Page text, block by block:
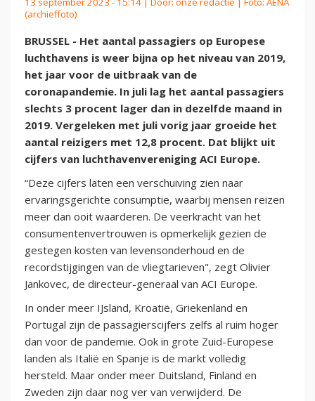
(archieffoto)
BRUSSEL - Het aantal passagiers op Europese
luchthavens is weer bijna op het niveau van 2019,
het jaar voor de uitbraak van de
coronapandemie. In juli lag het aantal passagiers
slechts 3 procent lager dan in dezelfde maand in
2019. Vergeleken met juli vorig jaar groeide het
aantal reizigers met 12,8 procent. Dat blijkt uit
cijfers van luchthavenvereniging ACI Europe.
“Deze cijfers laten een verschuiving zien naar
ervaringsgerichte consumptie, waarbij mensen reizen
meer dan ooit waarderen. De veerkracht van het
consumentenvertrouwen is opmerkelijk gezien de
gestegen kosten van levensonderhoud en de
recordstijgingen van de vliegtarieven", zegt Olivier
Jankovec, de directeur-generaal van ACI Europe.
In onder meer IJsland, Kroatië, Griekenland en
Portugal zijn de passagierscijfers zelfs al ruim hoger
dan voor de pandemie. Ook in grote Zuid-Europese
landen als Italië en Spanje is de markt volledig
hersteld. Maar onder meer Duitsland, Finland en
Zweden zijn daar nog ver van verwijderd. De